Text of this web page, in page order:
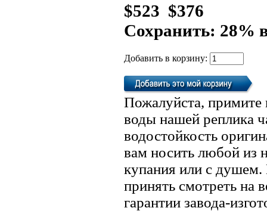
$523 $376
Сохранить: 28%
Добавить в корзину:
Пожалуйста, примите
воды нашей реплика
водостойкость
вам носить любой из
купания или с
принять смотреть на
гарантии завода-